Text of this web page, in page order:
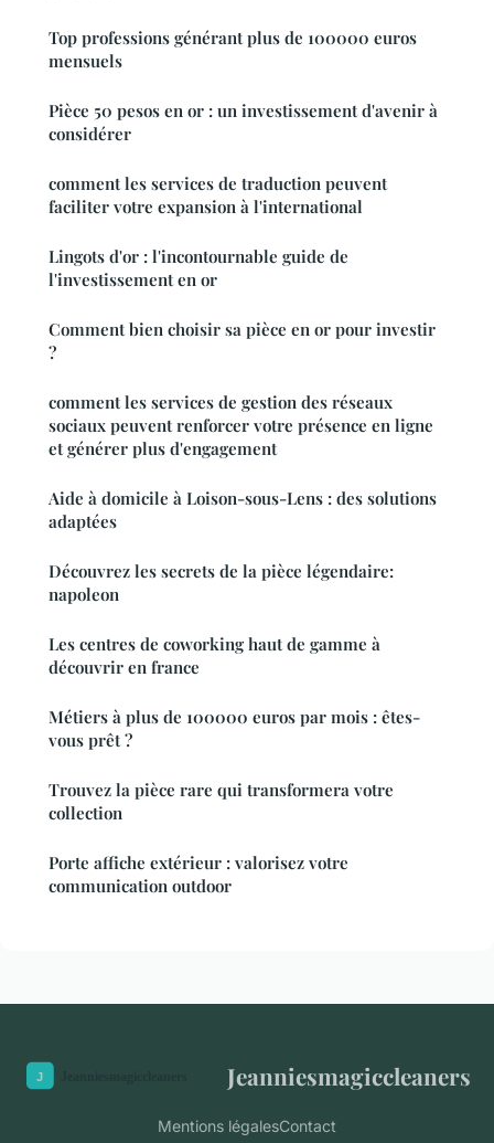
Top professions générant plus de 100000 euros
mensuels
Pièce 50 pesos en or : un investissement d'avenir à
considérer
comment les services de traduction peuvent
faciliter votre expansion à l'international
Lingots d'or : l'incontournable guide de
l'investissement en or
Comment bien choisir sa pièce en or pour investir
?
comment les services de gestion des réseaux
sociaux peuvent renforcer votre présence en ligne
et générer plus d'engagement
Aide à domicile à Loison-sous-Lens : des solutions
adaptées
Découvrez les secrets de la pièce légendaire:
napoleon
Les centres de coworking haut de gamme à
découvrir en france
Métiers à plus de 100000 euros par mois : êtes-
vous prêt ?
Trouvez la pièce rare qui transformera votre
collection
Porte affiche extérieur : valorisez votre
communication outdoor
Jeanniesmagiccleaners
Mentions légalesContact